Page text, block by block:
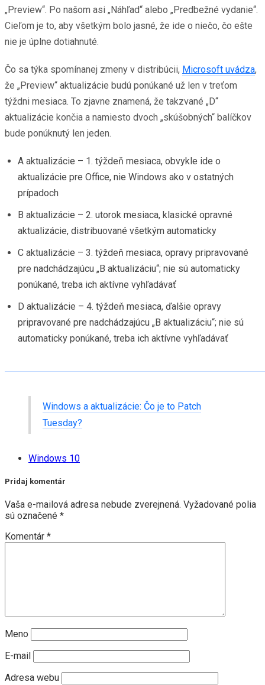
„Preview“. Po našom asi „Náhľad“ alebo „Predbežné vydanie“.
Cieľom je to, aby všetkým bolo jasné, že ide o niečo, čo ešte
nie je úplne dotiahnuté.
Čo sa týka spomínanej zmeny v distribúcii, Microsoft uvádza,
že „Preview“ aktualizácie budú ponúkané už len v treťom
týždni mesiaca. To zjavne znamená, že takzvané „D“
aktualizácie končia a namiesto dvoch „skúšobných“ balíčkov
bude ponúknutý len jeden.
A aktualizácie – 1. týždeň mesiaca, obvykle ide o
aktualizácie pre Office, nie Windows ako v ostatných
prípadoch
B aktualizácie – 2. utorok mesiaca, klasické opravné
aktualizácie, distribuované všetkým automaticky
C aktualizácie – 3. týždeň mesiaca, opravy pripravované
pre nadchádzajúcu „B aktualizáciu“; nie sú automaticky
ponúkané, treba ich aktívne vyhľadávať
D aktualizácie – 4. týždeň mesiaca, ďalšie opravy
pripravované pre nadchádzajúcu „B aktualizáciu“; nie sú
automaticky ponúkané, treba ich aktívne vyhľadávať
Windows a aktualizácie: Čo je to Patch
Tuesday?
Windows 10
Pridaj komentár
Vaša e-mailová adresa nebude zverejnená. Vyžadované polia
sú označené *
Komentár *
Meno
E-mail
Adresa webu